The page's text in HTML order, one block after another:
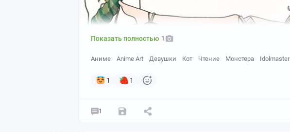
Показать полностью 1
Аниме Anime Art Девушки Кот Чтение Монстера Idolmaster
1 1
1